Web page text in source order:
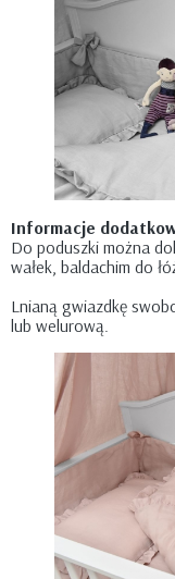
Informacje
Do poduszki można
wałek, baldachim do
Lnianą gwiazdkę
lub welurową.